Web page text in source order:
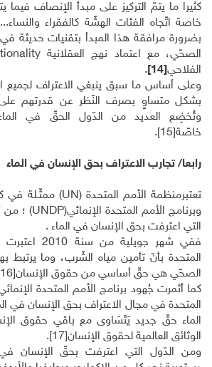
كثيرا ما يتمّ التركيز على مبدأ الإنصاف فيما
خاصة اتّجاه الفئات الهشّة كالفقراء
بضرورة مرافقة هذا المبدأ بتقنيات حديثة
الصحّي، مع اعتماد نهج العقلانية
الفلاحي[14]
.
وعلى أساس ما سبق ينبغي الاعتراف لجميع
بشكل متساوٍ بصرف النّظر عن قدرتهم على
وتُخضِع العديد من الدّول الحقّ في
خاصّة[15]
.
رابعا/ تجارب الاعتراف بحق الإنسان في الماء
تعتبرمنظمة الأمم المتحدة(UN) ممثّـلة في
وبرنامج الأمم المتحدة الإنمائي(UNDP) ؛ من
التي اعترفت بحق الإنسان في الماء .
ففي شهر جويلية
المتحدة بأنّ تأمين مياه الشّرب، وما
الصحّي هي حقّ أساسي من حقوق الإنسان
كما أثمرت جُهود برنامج الأمم المتحدة
المتحدة في مجال الاعتراف بحق الإنسان في
الماء حقّ جديد يَتَسَاوى مع باقي حقوق
الوثائق العالمية لحقوق الإنسان[17]
.
ومن الدّول التي اعترفت بحقّ الإنسان في